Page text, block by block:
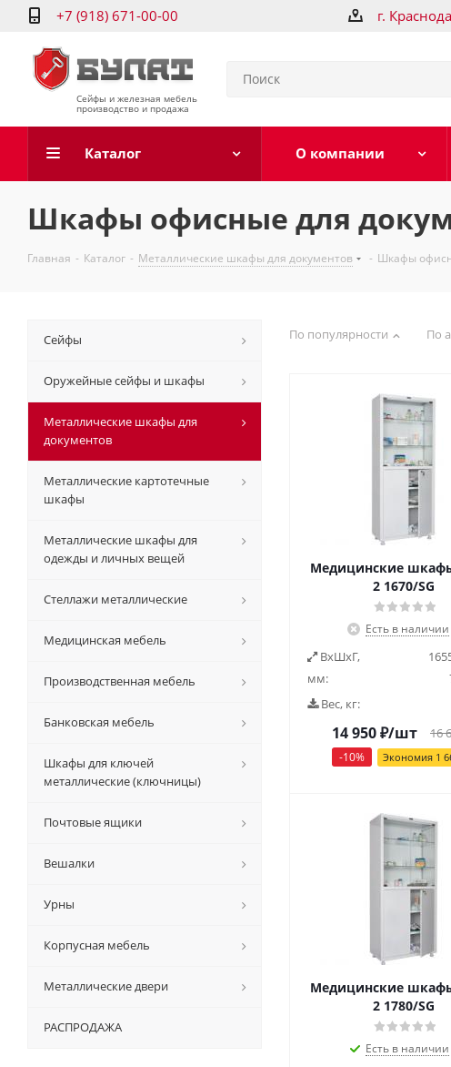
+7 (918) 671-00-00 г.
Сейфы и железная мебель
производство и продажа
Каталог О компании
Шкафы офисные для
Главная - Каталог - Металлические шкафы для документов - Шкафы
По популярности По
Медицинские
2 1670/SG
Есть в наличии
ВxШxГ,
мм:
Вес, кг:
14 950₽/шт 16
-10% Экономия 1
Медицинские
2 1780/SG
Есть в наличии
Сейфы
Оружейные сейфы и шкафы
Металлические шкафы для
документов
Металлические картотечные
шкафы
Металлические шкафы для
одежды и личных вещей
Стеллажи металлические
Медицинская мебель
Производственная мебель
Банковская мебель
Шкафы для ключей
металлические (ключницы)
Почтовые ящики
Вешалки
Урны
Корпусная мебель
Металлические двери
РАСПРОДАЖА